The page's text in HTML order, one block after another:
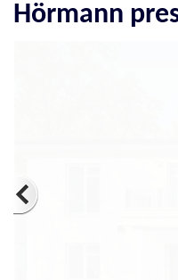
Hörmann